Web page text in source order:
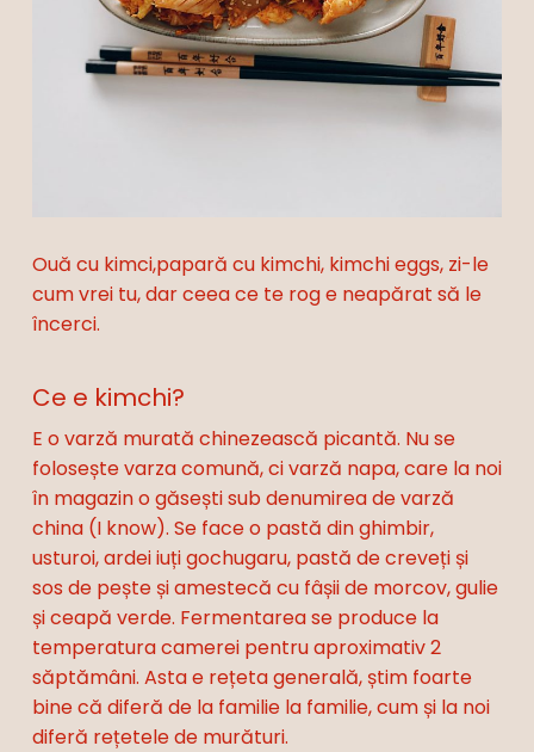
Ouă cu kimci,papară cu kimchi, kimchi eggs, zi-le
cum vrei tu, dar ceea ce te rog e neapărat să le
încerci.
Ce e kimchi?
E o varză murată chinezească picantă. Nu se
folosește varza comună, ci varză napa, care la noi
în magazin o găsești sub denumirea de varză
china (I know). Se face o pastă din ghimbir,
usturoi, ardei iuți gochugaru, pastă de creveți și
sos de pește și amestecă cu fâșii de morcov, gulie
și ceapă verde. Fermentarea se produce la
temperatura camerei pentru aproximativ 2
săptămâni. Asta e rețeta generală, știm foarte
bine că diferă de la familie la familie, cum și la noi
diferă rețetele de murături.